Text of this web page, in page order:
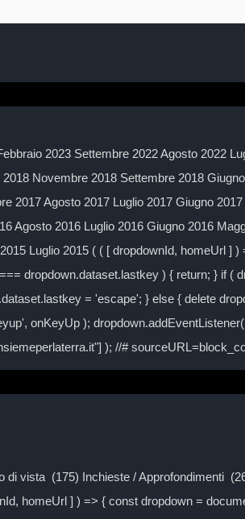
2023 Settembre 2022 Agosto 2022
Novembre 2018 Settembre 2018
2017 Agosto 2017 Luglio 2017 Giugno
Agosto 2016 Luglio 2016 Giugno 2016
Luglio 2015 ( ( [ dropdownId, homeUrl
dropdown.dataset.lastkey ) { return; } if (
= 'escape'; } else { delete
onKeyUp );
); //#
vista (175) Inchieste / Approfondimenti
homeUrl ] ) => { const dropdown =